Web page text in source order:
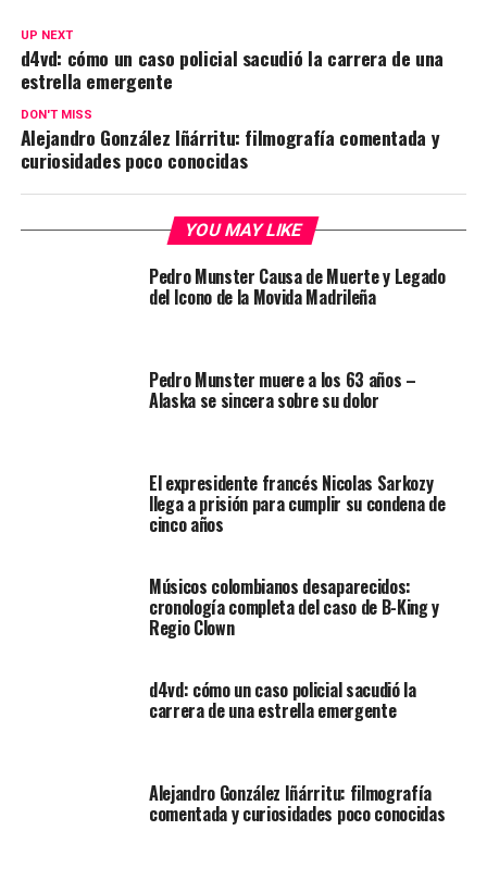
UP NEXT
d4vd: cómo un caso policial sacudió la carrera de una
estrella emergente
DON'T MISS
Alejandro González Iñárritu: filmografía comentada y
curiosidades poco conocidas
YOU MAY LIKE
Pedro Munster Causa de Muerte y Legado
del Icono de la Movida Madrileña
Pedro Munster muere a los 63 años –
Alaska se sincera sobre su dolor
El expresidente francés Nicolas Sarkozy
llega a prisión para cumplir su condena de
cinco años
Músicos colombianos desaparecidos:
cronología completa del caso de B-King y
Regio Clown
d4vd: cómo un caso policial sacudió la
carrera de una estrella emergente
Alejandro González Iñárritu: filmografía
comentada y curiosidades poco conocidas